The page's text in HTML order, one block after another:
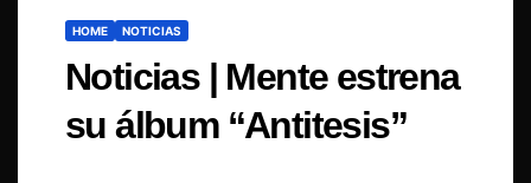
HOME NOTICIAS
Noticias | Mente estrena
su álbum “Antitesis”